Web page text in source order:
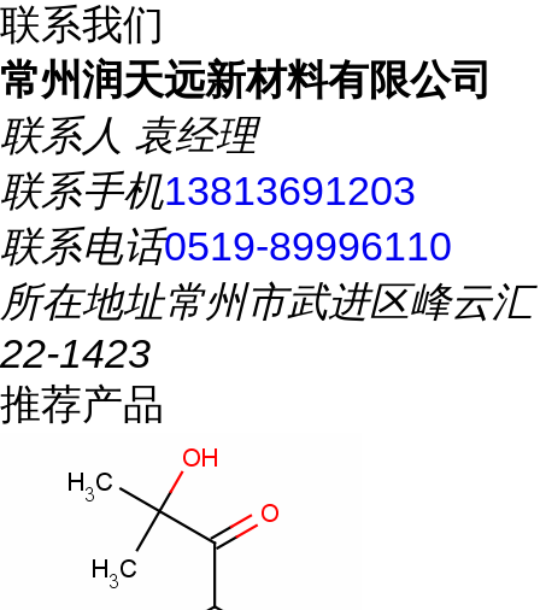
联系我们
常州润天远新材料有限公司
联系人 袁经理
联系手机13813691203
联系电话0519-89996110
所在地址常州市武进区峰云汇
22-1423
推荐产品